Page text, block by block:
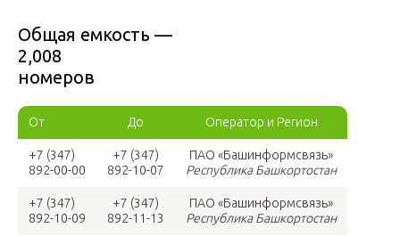
Общая емкость —
2,008
номеров
От До Оператор и Регион
+7 (347)
892-00-00
+7 (347)
892-10-07
ПАО «Башинформсвязь»
Республика Башкортостан
+7 (347)
892-10-09
+7 (347)
892-11-13
ПАО «Башинформсвязь»
Республика Башкортостан